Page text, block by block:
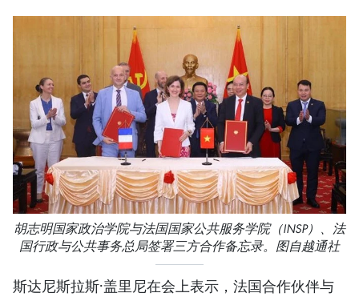
胡志明国家政治学院与法国国家公共服务学院（INSP）、法
国行政与公共事务总局签署三方合作备忘录。图自越通社
斯达尼斯拉斯·盖里尼在会上表示，法国合作伙伴与